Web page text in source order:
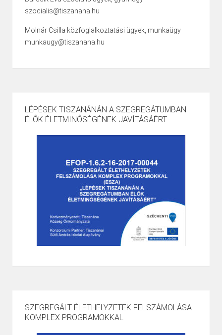
szocialis@tiszanana.hu
Molnár Csilla közfoglalkoztatási ügyek, munkaügy
munkaugy@tiszanana.hu
LÉPÉSEK TISZANÁNÁN A SZEGREGÁTUMBAN
ÉLŐK ÉLETMINŐSÉGÉNEK JAVÍTÁSÁÉRT
SZEGREGÁLT ÉLETHELYZETEK FELSZÁMOLÁSA
KOMPLEX PROGRAMOKKAL